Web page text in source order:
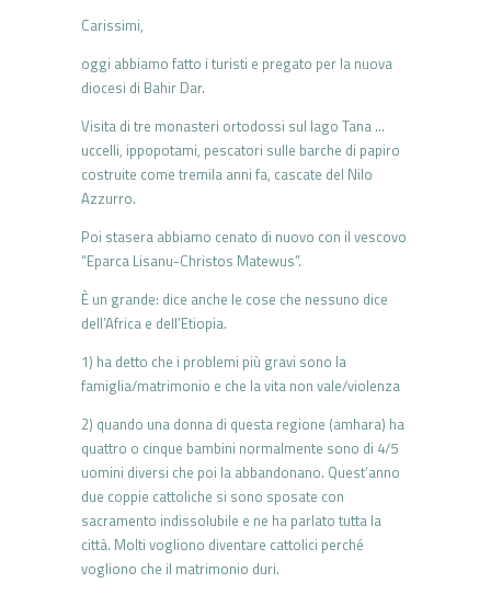
Carissimi,
oggi abbiamo fatto i turisti e pregato per la nuova
diocesi di Bahir Dar.
Visita di tre monasteri ortodossi sul lago Tana …
uccelli, ippopotami, pescatori sulle barche di papiro
costruite come tremila anni fa, cascate del Nilo
Azzurro.
Poi stasera abbiamo cenato di nuovo con il vescovo
“Eparca Lisanu-Christos Matewus”.
È un grande: dice anche le cose che nessuno dice
dell’Africa e dell’Etiopia.
1) ha detto che i problemi più gravi sono la
famiglia/matrimonio e che la vita non vale/violenza
2) quando una donna di questa regione (amhara) ha
quattro o cinque bambini normalmente sono di 4/5
uomini diversi che poi la abbandonano. Quest’anno
due coppie cattoliche si sono sposate con
sacramento indissolubile e ne ha parlato tutta la
città. Molti vogliono diventare cattolici perché
vogliono che il matrimonio duri.